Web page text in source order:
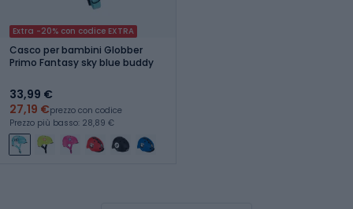
Extra -20% con codice EXTRA
Casco per bambini Globber
Primo Fantasy sky blue buddy
33,99 €
27,19 €prezzo con codice
Prezzo più basso: 28,89 €